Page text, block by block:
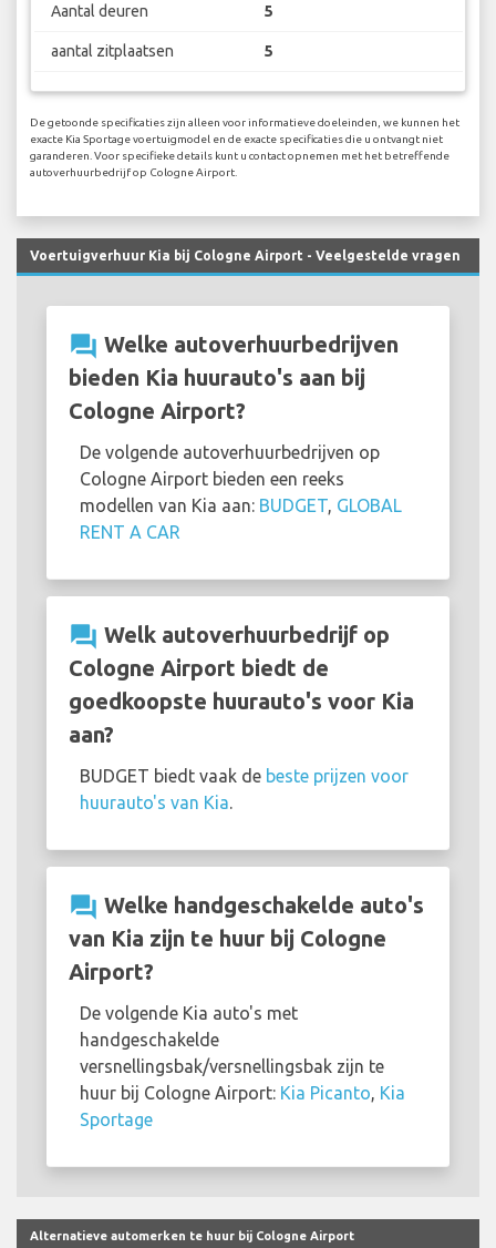
Aantal deuren 5
aantal zitplaatsen 5
De getoonde specificaties zijn alleen voor informatieve doeleinden, we kunnen het
exacte Kia Sportage voertuigmodel en de exacte specificaties die u ontvangt niet
garanderen. Voor specifieke details kunt u contact opnemen met het betreffende
autoverhuurbedrijf op Cologne Airport.
Voertuigverhuur Kia bij Cologne Airport - Veelgestelde vragen
question_answer Welke autoverhuurbedrijven
bieden Kia huurauto's aan bij
Cologne Airport?
De volgende autoverhuurbedrijven op
Cologne Airport bieden een reeks
modellen van Kia aan: BUDGET, GLOBAL
RENT A CAR
question_answer Welk autoverhuurbedrijf op
Cologne Airport biedt de
goedkoopste huurauto's voor Kia
aan?
BUDGET biedt vaak de beste prijzen voor
huurauto's van Kia.
question_answer Welke handgeschakelde auto's
van Kia zijn te huur bij Cologne
Airport?
De volgende Kia auto's met
handgeschakelde
versnellingsbak/versnellingsbak zijn te
huur bij Cologne Airport: Kia Picanto, Kia
Sportage
Alternatieve automerken te huur bij Cologne Airport